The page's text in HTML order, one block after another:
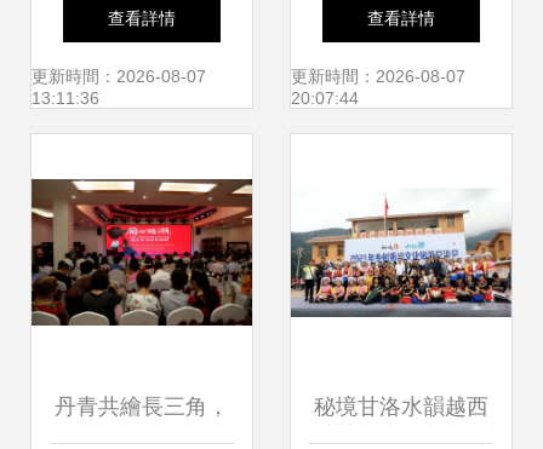
融——2017中國國
際青年藝術周“一帶
化交流活動在思言
小學舉行
查看詳情
更新時間：2026-08-07
13:11:36
十屆盛典耀華夏
——第十屆華夏藝
示活動安徽賽區總
選拔賽隆重舉行
查看詳情
更新時間：2026-08-07
20:07:44
丹青共繪長三角， 秘境甘洛水韻越西